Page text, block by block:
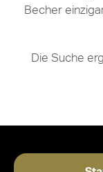
Becher
Die Suche